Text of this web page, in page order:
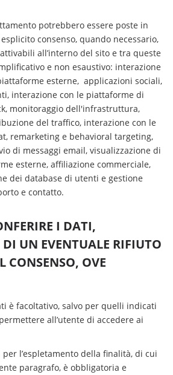
potrebbero essere poste in
consenso, quando necessario,
all’interno del sito e tra queste
e non esaustivo: interazione
esterne, applicazioni sociali,
interazione con le piattaforme di
monitoraggio dell'infrastruttura,
del traffico, interazione con le
remarketing e behavioral targeting,
di messaggi email, visualizzazione di
esterne, affiliazione commerciale,
dei database di utenti e gestione
e contatto.
I DATI,
DI UN EVENTUALE RIFIUTO
CONSENSO, OVE
è facoltativo, salvo per quelli indicati
all’utente di accedere ai
l’espletamento della finalità, di cui
paragrafo, è obbligatoria e